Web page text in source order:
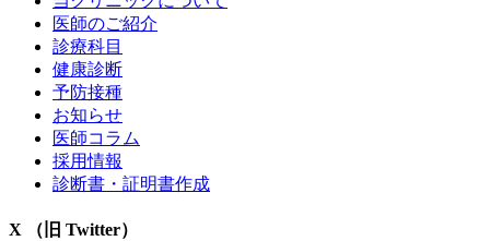
医師のご紹介
診療科目
健康診断
予防接種
お知らせ
医師コラム
採用情報
診断書・証明書作成
X （旧 Twitter）